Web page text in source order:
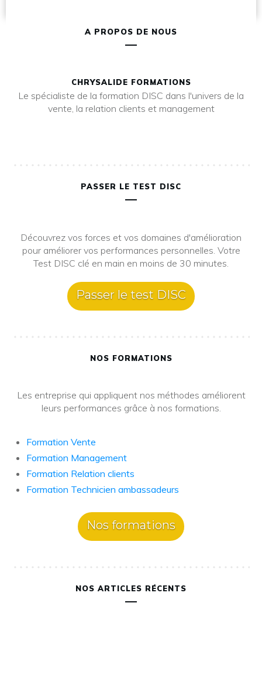
A PROPOS DE NOUS
CHRYSALIDE FORMATIONS
Le spécialiste de la formation DISC dans l'univers de la
vente, la relation clients et management
PASSER LE TEST DISC
Découvrez vos forces et vos domaines d'amélioration
pour améliorer vos performances personnelles. Votre
Test DISC clé en main en moins de 30 minutes.
Passer le test DISC
NOS FORMATIONS
Les entreprise qui appliquent nos méthodes améliorent
leurs performances grâce à nos formations.
Formation Vente
Formation Management
Formation Relation clients
Formation Technicien ambassadeurs
Nos formations
NOS ARTICLES RÉCENTS